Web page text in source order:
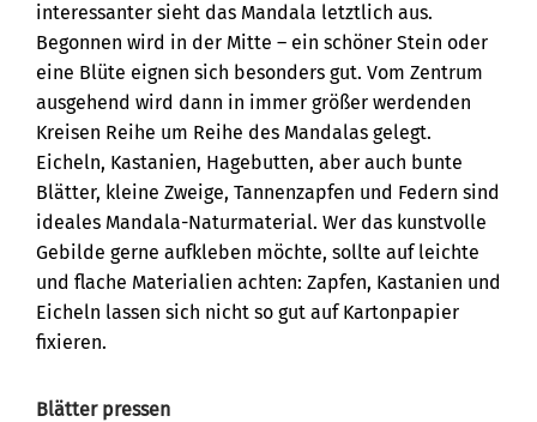
interessanter sieht das Mandala letztlich aus.
Begonnen wird in der Mitte – ein schöner Stein oder
eine Blüte eignen sich besonders gut. Vom Zentrum
ausgehend wird dann in immer größer werdenden
Kreisen Reihe um Reihe des Mandalas gelegt.
Eicheln, Kastanien, Hagebutten, aber auch bunte
Blätter, kleine Zweige, Tannenzapfen und Federn sind
ideales Mandala-Naturmaterial. Wer das kunstvolle
Gebilde gerne aufkleben möchte, sollte auf leichte
und flache Materialien achten: Zapfen, Kastanien und
Eicheln lassen sich nicht so gut auf Kartonpapier
fixieren.
Blätter pressen